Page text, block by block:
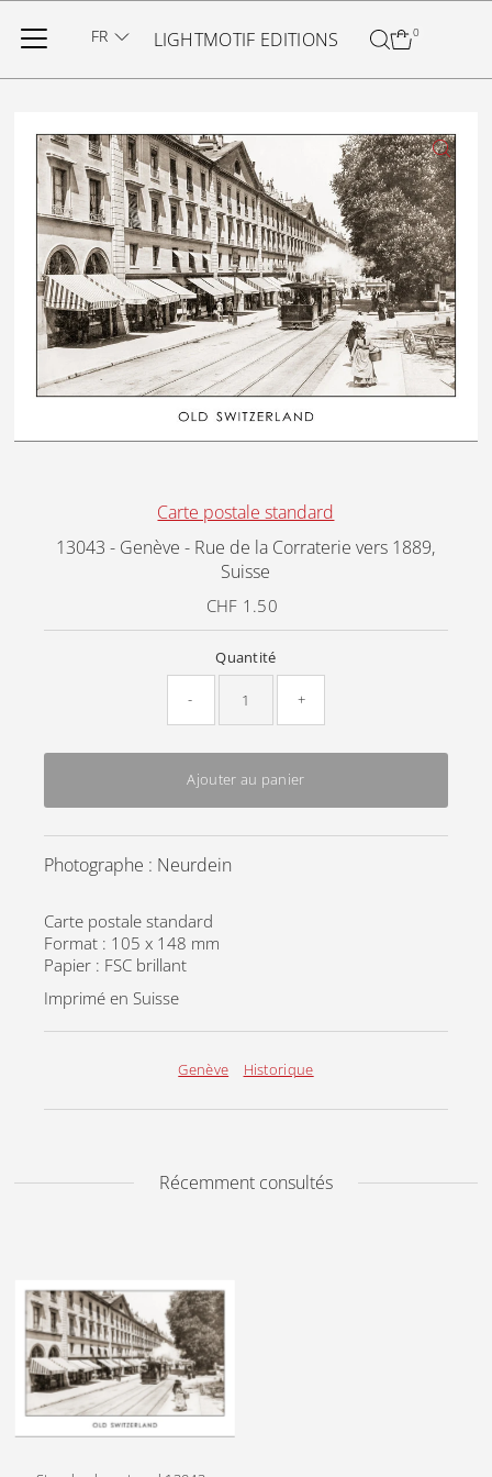
Ignorer et passer au contenu
LIGHTMOTIF EDITIONS 0
Carte postale standard
13043 - Genève - Rue de la Corraterie vers 1889,
Suisse
Prix
ordinaire
CHF 1.50
Quantité
- +
Ajouter au panier
Photographe : Neurdein
Carte postale standard
Format : 105 x 148 mm
Papier : FSC brillant
Imprimé en Suisse
Genève Historique
Récemment consultés
FR